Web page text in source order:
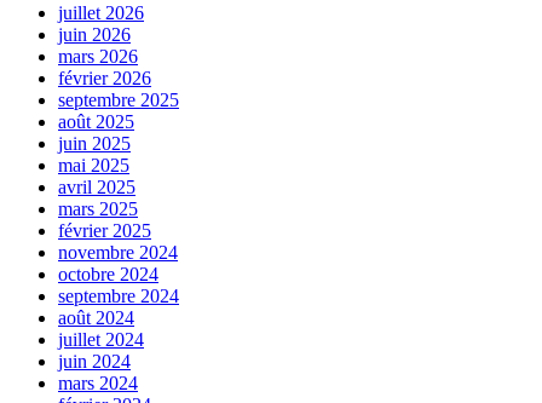
juillet 2026
juin 2026
mars 2026
février 2026
septembre 2025
août 2025
juin 2025
mai 2025
avril 2025
mars 2025
février 2025
novembre 2024
octobre 2024
septembre 2024
août 2024
juillet 2024
juin 2024
mars 2024